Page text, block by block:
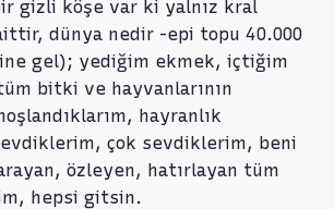
gizli köşe var ki yalnız kral
dünya nedir -epi topu 40.000
gel); yediğim ekmek, içtiğim
bitki ve hayvanlarının
hayranlık
çok sevdiklerim, beni
özleyen, hatırlayan tüm
hepsi gitsin.